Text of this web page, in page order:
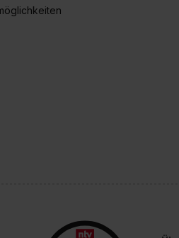
für die Zukunft ganz oder